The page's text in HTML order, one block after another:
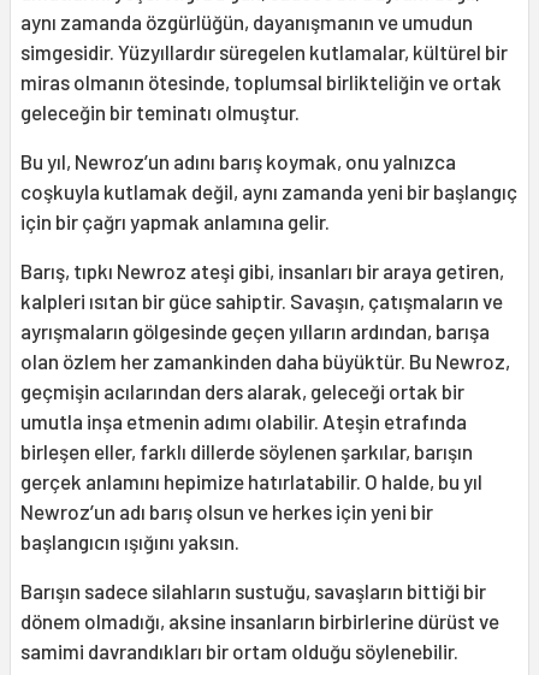
aynı zamanda özgürlüğün, dayanışmanın ve umudun
simgesidir. Yüzyıllardır süregelen kutlamalar, kültürel bir
miras olmanın ötesinde, toplumsal birlikteliğin ve ortak
geleceğin bir teminatı olmuştur.
Bu yıl, Newroz’un adını barış koymak, onu yalnızca
coşkuyla kutlamak değil, aynı zamanda yeni bir başlangıç
için bir çağrı yapmak anlamına gelir.
Barış, tıpkı Newroz ateşi gibi, insanları bir araya getiren,
kalpleri ısıtan bir güce sahiptir. Savaşın, çatışmaların ve
ayrışmaların gölgesinde geçen yılların ardından, barışa
olan özlem her zamankinden daha büyüktür. Bu Newroz,
geçmişin acılarından ders alarak, geleceği ortak bir
umutla inşa etmenin adımı olabilir. Ateşin etrafında
birleşen eller, farklı dillerde söylenen şarkılar, barışın
gerçek anlamını hepimize hatırlatabilir. O halde, bu yıl
Newroz’un adı barış olsun ve herkes için yeni bir
başlangıcın ışığını yaksın.
Barışın sadece silahların sustuğu, savaşların bittiği bir
dönem olmadığı, aksine insanların birbirlerine dürüst ve
samimi davrandıkları bir ortam olduğu söylenebilir.